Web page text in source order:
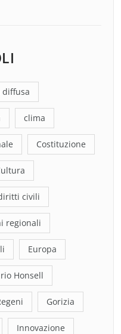
diffusa
clima
Costituzione
civili
regionali
Europa
Honsell
Gorizia
Innovazione